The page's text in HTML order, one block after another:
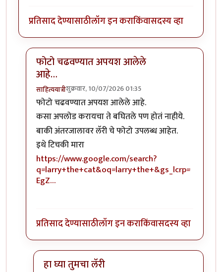
प्रतिसाद देण्यासाठीलॉग इन कराकिंवासदस्य व्हा
फोटो चढवण्यात अपयश आलेले
आहे…
साहित्ययात्रीशुक्रवार, 10/07/2026 01:35
In reply toफोटो कुठेय?byअमरेंद्र बाहुबली
फोटो चढवण्यात अपयश आलेले आहे.
कसा अपलोड करायचा ते बघितले पण होतं नाहीये.
बाकी अंतरजालावर लॅरी चे फोटो उपलब्ध आहेत.
इथे टिचकी मारा
https://www.google.com/search?
q=larry+the+cat&oq=larry+the+&gs_lcrp=
EgZ…
प्रतिसाद देण्यासाठीलॉग इन कराकिंवासदस्य व्हा
हा घ्या तुमचा लॅरी